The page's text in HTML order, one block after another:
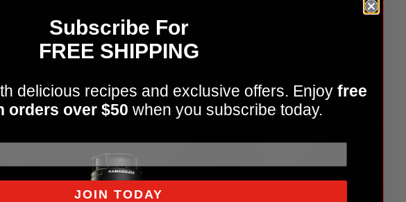
Subscribe For
FREE SHIPPING
delicious recipes and exclusive offers. Enjoy free
orders over $50 when you subscribe today.
JOIN TODAY